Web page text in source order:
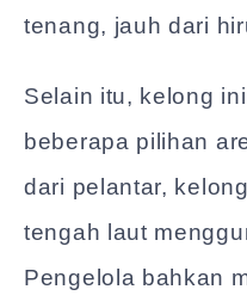
tenang, jauh dari
Selain itu, kelong
beberapa pilihan
dari pelantar,
tengah laut
Pengelola bahkan